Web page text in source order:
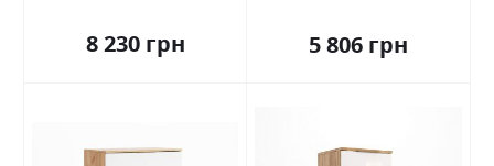
8 230 грн 5 806 грн